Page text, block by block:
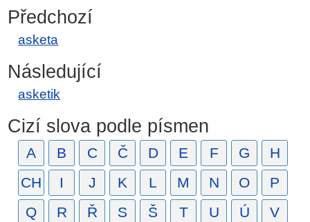
Předchozí
asketa
Následující
asketik
Cizí slova podle písmen
A B C Č D E F G
H
CH
I J K L M N O
P
Q
R Ř S Š T U Ú V